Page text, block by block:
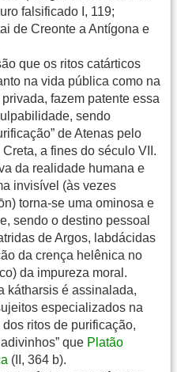
falsificado I, 119;
de Creonte a Antígona e
que os ritos catárticos
na vida pública como na
fazem patente essa
sendo
de Atenas pelo
a fines do século VII.
da realidade humana e
invisível (às vezes
torna-se uma ominosa e
sendo o destino pessoal
de Argos, labdácidas
da crença helênica no
da impureza moral.
kátharsis é assinalada,
especializados na
ritos de purificação,
que Platão
(II, 364 b).